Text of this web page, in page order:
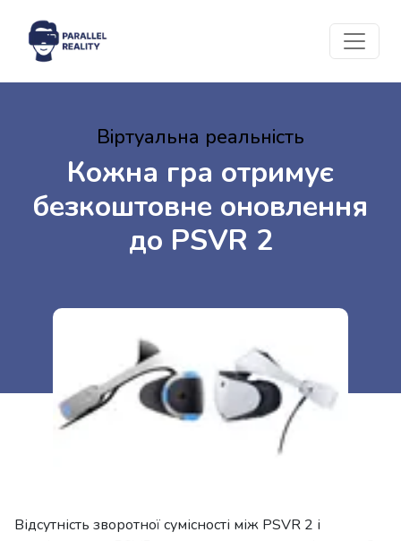
Віртуальна реальність
Кожна гра отримує
безкоштовне оновлення
до PSVR 2
Відсутність зворотної сумісності між PSVR 2 і